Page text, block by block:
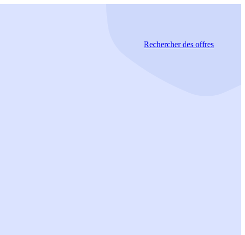
Rechercherdes offres